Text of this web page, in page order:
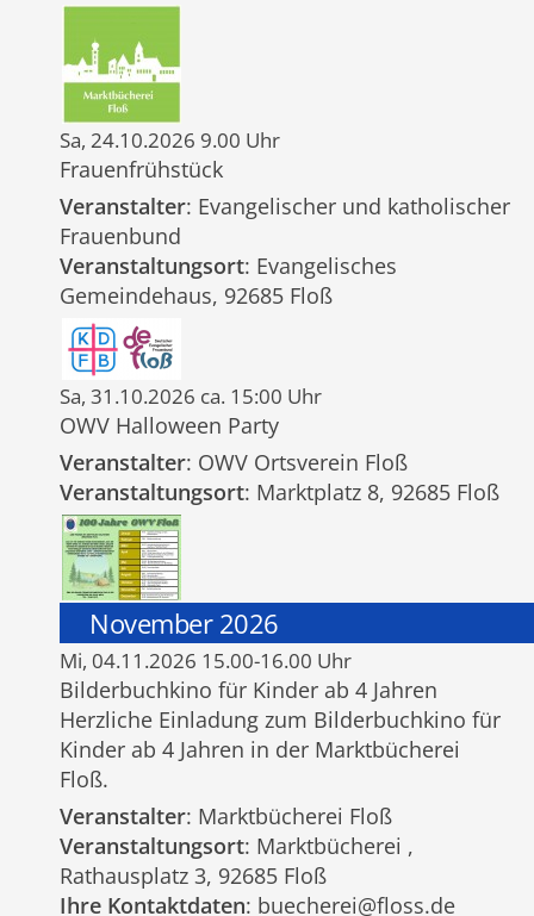
Sa, 24.10.2026 9.00 Uhr
Frauenfrühstück
Veranstalter: Evangelischer und katholischer
Frauenbund
Veranstaltungsort: Evangelisches
Gemeindehaus, 92685 Floß
Sa, 31.10.2026 ca. 15:00 Uhr
OWV Halloween Party
Veranstalter: OWV Ortsverein Floß
Veranstaltungsort: Marktplatz 8, 92685 Floß
November 2026
Mi, 04.11.2026 15.00-16.00 Uhr
Bilderbuchkino für Kinder ab 4 Jahren
Herzliche Einladung zum Bilderbuchkino für
Kinder ab 4 Jahren in der Marktbücherei
Floß.
Veranstalter: Marktbücherei Floß
Veranstaltungsort: Marktbücherei ,
Rathausplatz 3, 92685 Floß
Ihre Kontaktdaten: buecherei@floss.de